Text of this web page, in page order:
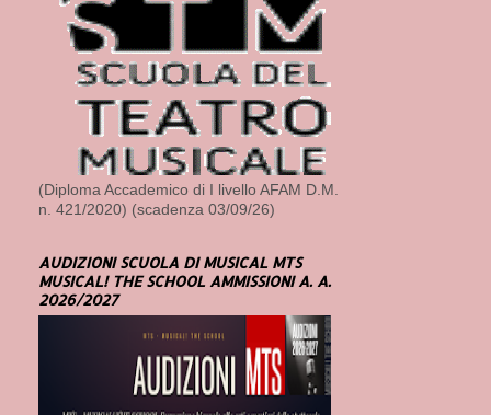
(Diploma Accademico di I livello AFAM D.M.
n. 421/2020) (scadenza 03/09/26)
AUDIZIONI SCUOLA DI MUSICAL MTS
MUSICAL! THE SCHOOL AMMISSIONI A. A.
2026/2027